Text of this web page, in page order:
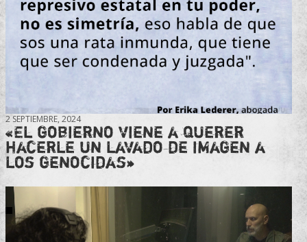
2 SEPTIEMBRE, 2024
«El gobierno viene a querer
hacerle un lavado de imagen a
los genocidas»